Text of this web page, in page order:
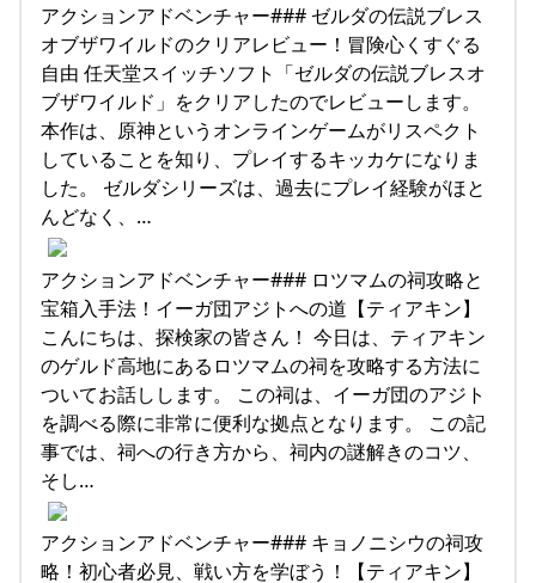
アクションアドベンチャー### ゼルダの伝説ブレス
オブザワイルドのクリアレビュー！冒険心くすぐる
自由 任天堂スイッチソフト「ゼルダの伝説ブレスオ
ブザワイルド」をクリアしたのでレビューします。
本作は、原神というオンラインゲームがリスペクト
していることを知り、プレイするキッカケになりま
した。 ゼルダシリーズは、過去にプレイ経験がほと
んどなく、…
アクションアドベンチャー### ​ロツマムの祠攻略と
宝箱入手法！イーガ団アジトへの道【ティアキン】
こんにちは、探検家の皆さん！ 今日は、ティアキン
のゲルド高地にあるロツマムの祠を攻略する方法に
ついてお話しします。 この祠は、イーガ団のアジト
を調べる際に非常に便利な拠点となります。 この記
事では、祠への行き方から、祠内の謎解きのコツ、
そし…
アクションアドベンチャー### キョノニシウの祠攻
略！初心者必見、戦い方を学ぼう！【ティアキン】